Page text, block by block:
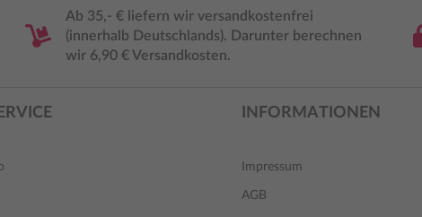
Ab 35,- € liefern wir versandkostenfrei
(innerhalb Deutschlands). Darunter berechnen
wir 6,90 € Versandkosten.
INFORMATIONEN
Impressum
AGB